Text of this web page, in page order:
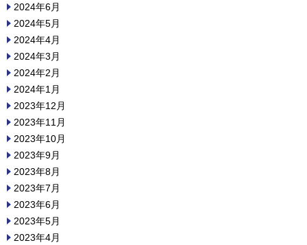
2024年6月
2024年5月
2024年4月
2024年3月
2024年2月
2024年1月
2023年12月
2023年11月
2023年10月
2023年9月
2023年8月
2023年7月
2023年6月
2023年5月
2023年4月